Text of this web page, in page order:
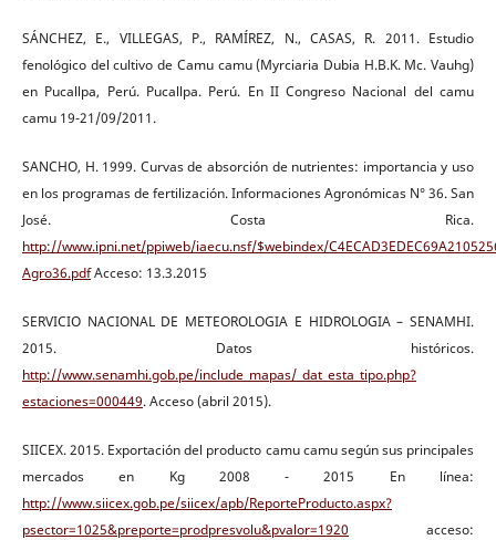
SÁNCHEZ, E., VILLEGAS, P., RAMÍREZ, N., CASAS, R. 2011. Estudio
fenológico del cultivo de Camu camu (Myrciaria Dubia H.B.K. Mc. Vauhg)
en Pucallpa, Perú. Pucallpa. Perú. En II Congreso Nacional del camu
camu 19-21/09/2011.
SANCHO, H. 1999. Curvas de absorción de nutrientes: importancia y uso
en los programas de fertilización. Informaciones Agronómicas N° 36. San
José. Costa Rica.
http://www.ipni.net/ppiweb/iaecu.nsf/$webindex/
Agro36.pdfAcceso: 13.3.2015
SERVICIO NACIONAL DE METEOROLOGIA E HIDROLOGIA – SENAMHI.
2015. Datos históricos.
http://www.senamhi.gob.pe/include_mapas/_dat_esta_tipo.php?
estaciones=000449. Acceso (abril 2015).
SIICEX. 2015. Exportación del producto camu camu según sus principales
mercados en Kg 2008 - 2015 En línea:
http://www.siicex.gob.pe/siicex/apb/ReporteProducto.aspx?
psector=1025&preporte=prodpresvolu&pvalor=1920 acceso: